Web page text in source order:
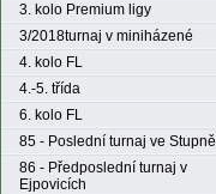
3. kolo Premium ligy
3/2018turnaj v miniházené
4. kolo FL
4.-5. třída
6. kolo FL
85 - Poslední turnaj ve Stupně
86 - Předposlední turnaj v
Ejpovicích